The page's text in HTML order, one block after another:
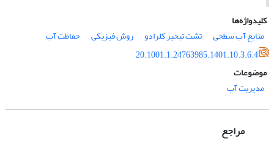
کلیدواژه‌ها
منابع آب سطحی
تشت تبخیر کلرادو روش فیزیکی
حفاظت آب
20.1001.1.24763985.1401.10.3.6.4
موضوعات
مدیریت آب
مراجع